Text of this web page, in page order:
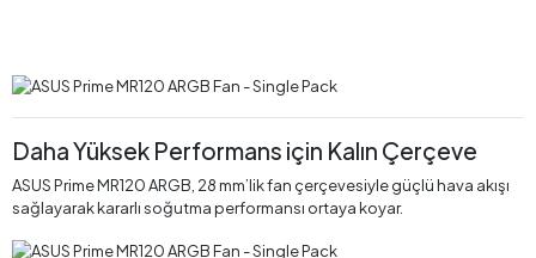
Daha Yüksek Performans için Kalın Çerçeve
ASUS Prime MR120 ARGB, 28 mm’lik fan çerçevesiyle güçlü hava akışı
sağlayarak kararlı soğutma performansı ortaya koyar.